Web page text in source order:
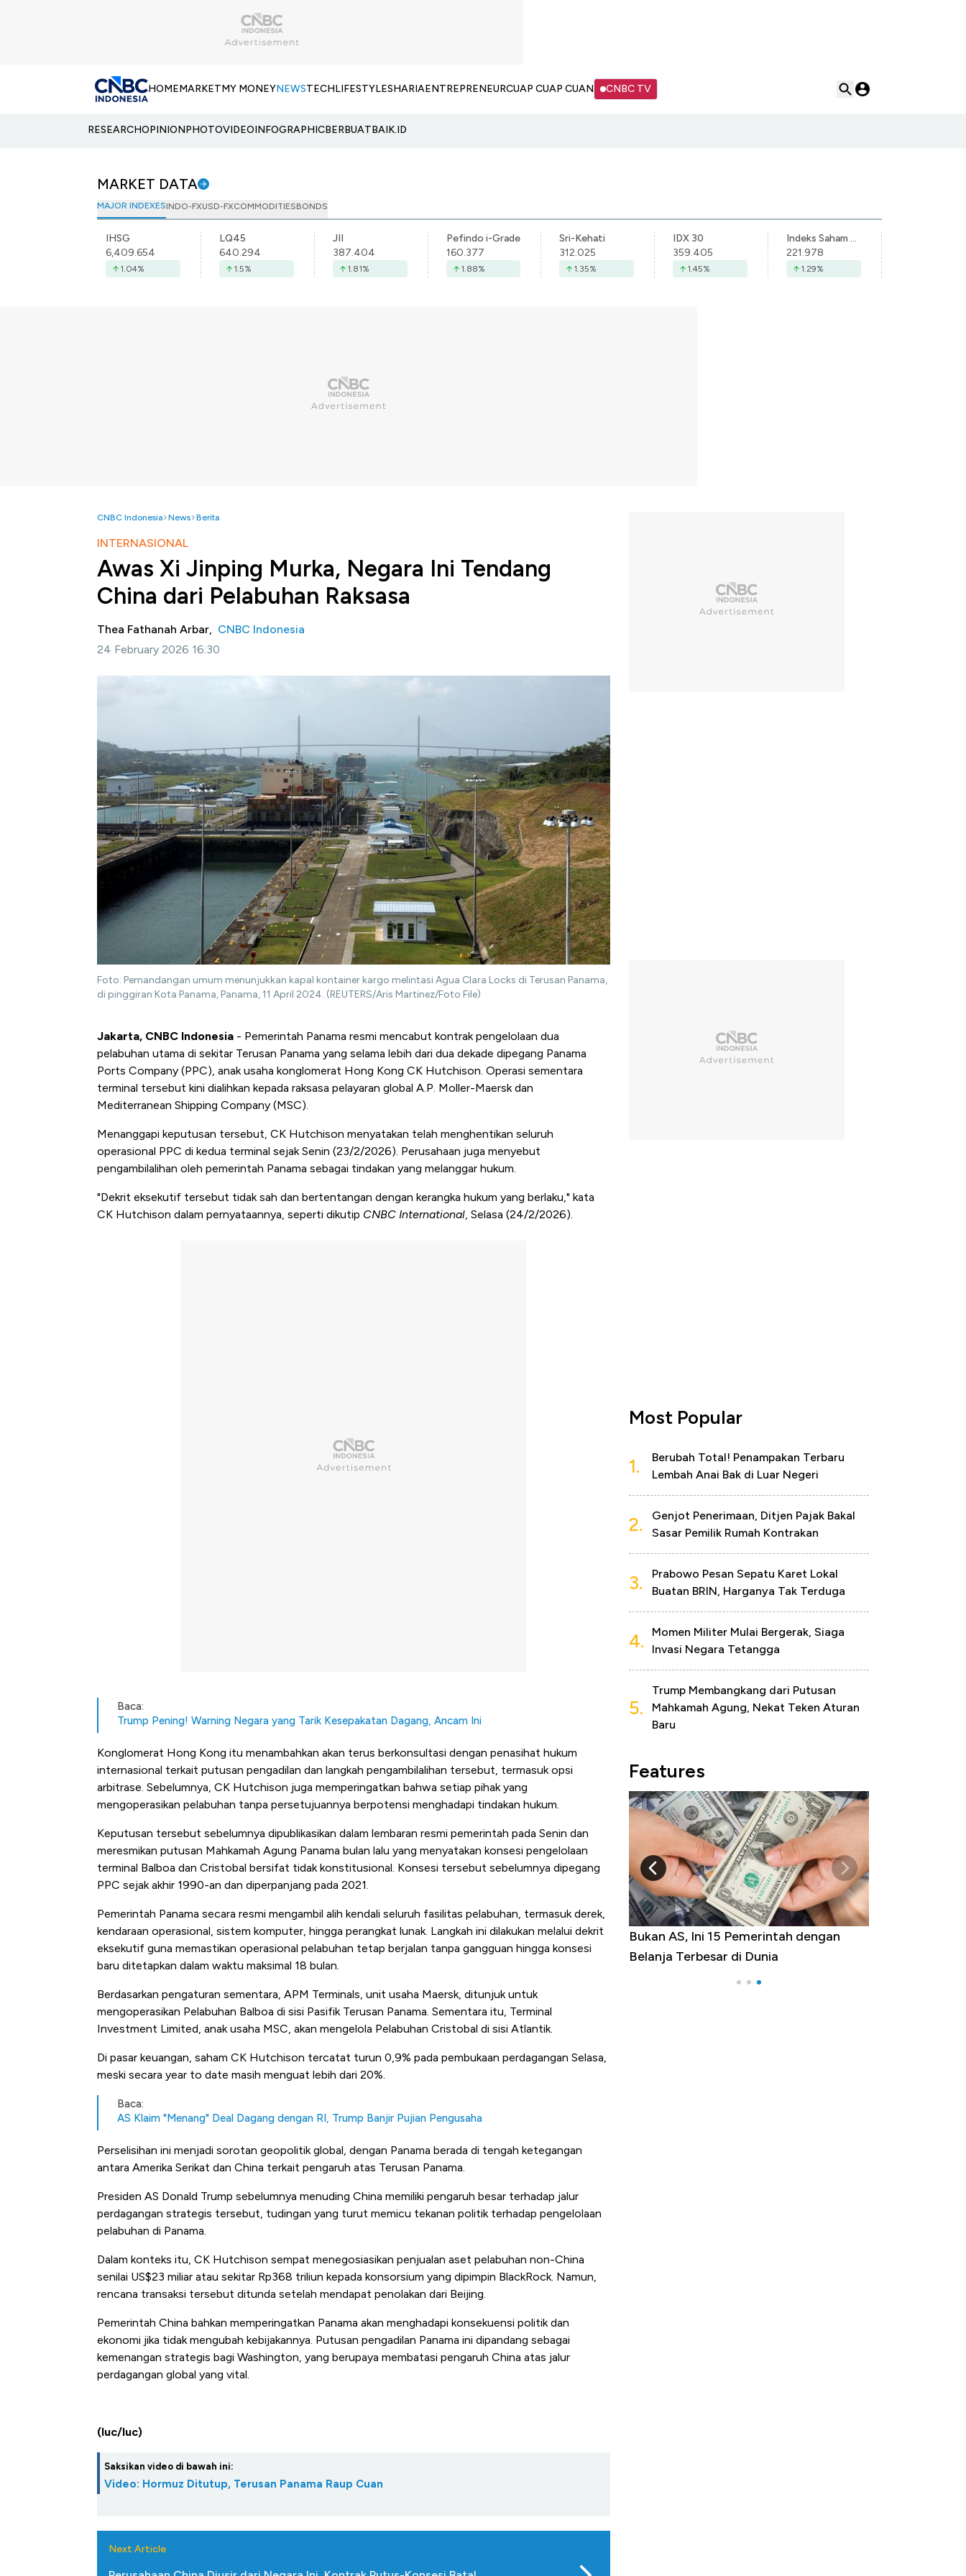
HOMEMARKETMY MONEYNEWSTECHLIFESTYLESHARIAENTREPRENEURCUAP CUAP CUAN CNBC TV
RESEARCHOPINIONPHOTOVIDEOINFOGRAPHICBERBUATBAIK.ID
MARKET DATA
MAJOR INDEXESINDO-FXUSD-FXCOMMODITIESBONDS
IHSG
6,409.654
1.04%
LQ45
640.294
1.5%
JII
387.404
1.81%
Pefindo i-Grade
160.377
1.88%
Sri-Kehati
312.025
1.35%
IDX 30
359.405
1.45%
Indeks Saham Syariah Indonesia
221.978
1.29%
CNBC Indonesia News Berita
INTERNASIONAL
Awas Xi Jinping Murka, Negara Ini Tendang
China dari Pelabuhan Raksasa
Thea Fathanah Arbar, CNBC Indonesia
24 February 2026 16:30
Foto: Pemandangan umum menunjukkan kapal kontainer kargo melintasi Agua Clara Locks di Terusan Panama,
di pinggiran Kota Panama, Panama, 11 April 2024. (REUTERS/Aris Martinez/Foto File)
Jakarta, CNBC Indonesia - Pemerintah Panama resmi mencabut kontrak pengelolaan dua
pelabuhan utama di sekitar Terusan Panama yang selama lebih dari dua dekade dipegang Panama
Ports Company (PPC), anak usaha konglomerat Hong Kong CK Hutchison. Operasi sementara
terminal tersebut kini dialihkan kepada raksasa pelayaran global A.P. Moller-Maersk dan
Mediterranean Shipping Company (MSC).
Menanggapi keputusan tersebut, CK Hutchison menyatakan telah menghentikan seluruh
operasional PPC di kedua terminal sejak Senin (23/2/2026). Perusahaan juga menyebut
pengambilalihan oleh pemerintah Panama sebagai tindakan yang melanggar hukum.
"Dekrit eksekutif tersebut tidak sah dan bertentangan dengan kerangka hukum yang berlaku," kata
CK Hutchison dalam pernyataannya, seperti dikutip CNBC International, Selasa (24/2/2026).
Baca:
Trump Pening! Warning Negara yang Tarik Kesepakatan Dagang, Ancam Ini
Konglomerat Hong Kong itu menambahkan akan terus berkonsultasi dengan penasihat hukum
internasional terkait putusan pengadilan dan langkah pengambilalihan tersebut, termasuk opsi
arbitrase. Sebelumnya, CK Hutchison juga memperingatkan bahwa setiap pihak yang
mengoperasikan pelabuhan tanpa persetujuannya berpotensi menghadapi tindakan hukum.
Keputusan tersebut sebelumnya dipublikasikan dalam lembaran resmi pemerintah pada Senin dan
meresmikan putusan Mahkamah Agung Panama bulan lalu yang menyatakan konsesi pengelolaan
terminal Balboa dan Cristobal bersifat tidak konstitusional. Konsesi tersebut sebelumnya dipegang
PPC sejak akhir 1990-an dan diperpanjang pada 2021.
Pemerintah Panama secara resmi mengambil alih kendali seluruh fasilitas pelabuhan, termasuk derek,
kendaraan operasional, sistem komputer, hingga perangkat lunak. Langkah ini dilakukan melalui dekrit
eksekutif guna memastikan operasional pelabuhan tetap berjalan tanpa gangguan hingga konsesi
baru ditetapkan dalam waktu maksimal 18 bulan.
Berdasarkan pengaturan sementara, APM Terminals, unit usaha Maersk, ditunjuk untuk
mengoperasikan Pelabuhan Balboa di sisi Pasifik Terusan Panama. Sementara itu, Terminal
Investment Limited, anak usaha MSC, akan mengelola Pelabuhan Cristobal di sisi Atlantik.
Di pasar keuangan, saham CK Hutchison tercatat turun 0,9% pada pembukaan perdagangan Selasa,
meski secara year to date masih menguat lebih dari 20%.
Baca:
AS Klaim "Menang" Deal Dagang dengan RI, Trump Banjir Pujian Pengusaha
Perselisihan ini menjadi sorotan geopolitik global, dengan Panama berada di tengah ketegangan
antara Amerika Serikat dan China terkait pengaruh atas Terusan Panama.
Presiden AS Donald Trump sebelumnya menuding China memiliki pengaruh besar terhadap jalur
perdagangan strategis tersebut, tudingan yang turut memicu tekanan politik terhadap pengelolaan
pelabuhan di Panama.
Dalam konteks itu, CK Hutchison sempat menegosiasikan penjualan aset pelabuhan non-China
senilai US$23 miliar atau sekitar Rp368 triliun kepada konsorsium yang dipimpin BlackRock. Namun,
rencana transaksi tersebut ditunda setelah mendapat penolakan dari Beijing.
Pemerintah China bahkan memperingatkan Panama akan menghadapi konsekuensi politik dan
ekonomi jika tidak mengubah kebijakannya. Putusan pengadilan Panama ini dipandang sebagai
kemenangan strategis bagi Washington, yang berupaya membatasi pengaruh China atas jalur
perdagangan global yang vital.
(luc/luc)
Saksikan video di bawah ini:
Video: Hormuz Ditutup, Terusan Panama Raup Cuan
Next Article
Most Popular
1.
Berubah Total! Penampakan Terbaru
Lembah Anai Bak di Luar Negeri
2.
Genjot Penerimaan, Ditjen Pajak Bakal
Sasar Pemilik Rumah Kontrakan
3.
Prabowo Pesan Sepatu Karet Lokal
Buatan BRIN, Harganya Tak Terduga
4.
Momen Militer Mulai Bergerak, Siaga
Invasi Negara Tetangga
5.
Trump Membangkang dari Putusan
Mahkamah Agung, Nekat Teken Aturan
Baru
Features
Kongo Tutup Keran Ekspor, Harga
Tembaga Terbang ke Zona Berbahaya
10 Provinsi dengan Tingkat
Pengangguran Tertinggi, Ada Jakarta
Bukan AS, Ini 15 Pemerintah dengan
Belanja Terbesar di Dunia